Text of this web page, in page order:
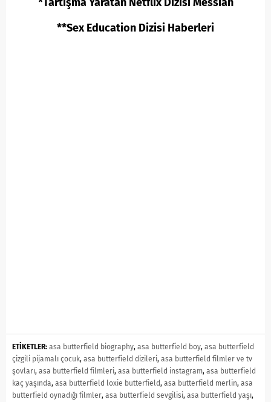
**Sex Education Dizisi Haberleri
ETİKETLER: asa butterfield biography, asa butterfield boy, asa butterfield
çizgili pijamalı çocuk, asa butterfield dizileri, asa butterfield filmler ve tv
şovları, asa butterfield filmleri, asa butterfield instagram, asa butterfield
kaç yaşında, asa butterfield loxie butterfield, asa butterfield merlin, asa
butterfield oynadığı filmler, asa butterfield sevgilisi, asa butterfield yaşı,